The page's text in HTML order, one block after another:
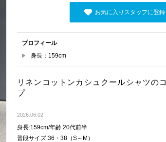
お気に入りスタッフに登録
プロフィール
身長：159cm
リネンコットンカシュクールシャツの
プ
2026.06.02
身長:159cm/年齢:20代前半
普段サイズ:36・38（S～M）